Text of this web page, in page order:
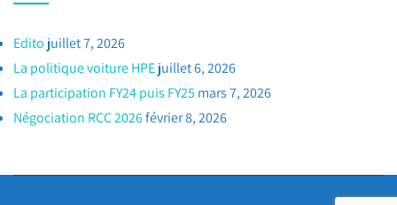
Edito juillet 7, 2026
La politique voiture HPEjuillet 6, 2026
La participation FY24 puis FY25 mars 7, 2026
Négociation RCC 2026février 8, 2026